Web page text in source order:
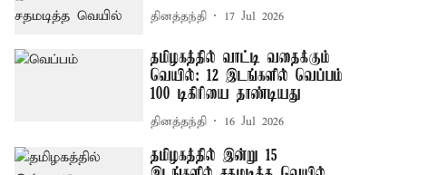
தினத்தந்தி 17 Jul 2026
தமிழகத்தில் வாட்டி வதைக்கும்
வெயில்: 12 இடங்களில் வெப்பம்
100 டிகிரியை தாண்டியது
தினத்தந்தி 16 Jul 2026
தமிழகத்தில் இன்று 15